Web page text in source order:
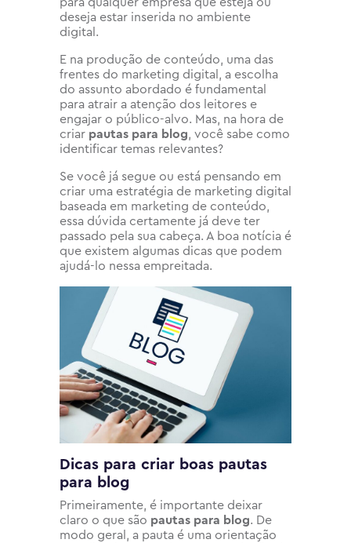
deseja estar inserida no ambiente
digital.
E na produção de conteúdo, uma das
frentes do marketing digital, a escolha
do assunto abordado é fundamental
para atrair a atenção dos leitores e
engajar o público-alvo. Mas, na hora de
criar pautas para blog, você sabe como
identificar temas relevantes?
Se você já segue ou está pensando em
criar uma estratégia de marketing digital
baseada em marketing de conteúdo,
essa dúvida certamente já deve ter
passado pela sua cabeça. A boa notícia é
que existem algumas dicas que podem
ajudá-lo nessa empreitada.
Dicas para criar boas pautas
para blog
Primeiramente, é importante deixar
claro o que são pautas para blog. De
modo geral, a pauta é uma orientação